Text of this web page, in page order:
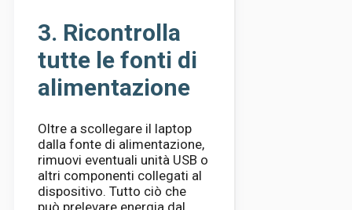
3. Ricontrolla
tutte le fonti di
alimentazione
Oltre a scollegare il laptop
dalla fonte di alimentazione,
rimuovi eventuali unità USB o
altri componenti collegati al
dispositivo. Tutto ciò che
può prelevare energia dal